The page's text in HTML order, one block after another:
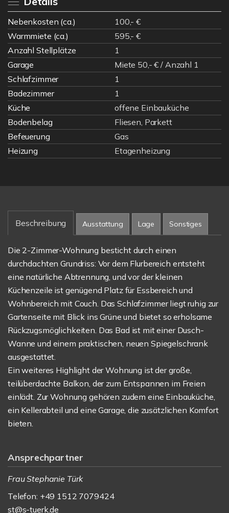
Nebenkosten (ca.)
100,- €
Warmmiete (ca.)
595,- €
Anzahl Stellplätze
1
Garage
Miete 50,- € / Anzahl 1
Schlafzimmer
1
Badezimmer
1
Küche
offene Einbauküche
Bodenbelag
Fliesen, Parkett
Befeuerung
Gas
Heizung
Etagenheizung
Beschreibung Ausstattung Lage Sonstiges
Die 2-Zimmer-Wohnung besticht durch einen
durchdachten Grundriss: Vor dem Flurbereich entsteht
eine natürliche Abtrennung, und vor der kleinen
Küchenzeile ist genügend Platz für Essbereich und
Wohnbereich mit Couch. Das Schlafzimmer liegt ruhig zur
Gartenseite mit Blick ins Grüne und bietet so erholsame
Rückzugsmöglichkeiten. Das Bad ist mit einer Dusch-
Wanne und einem praktischen, neuen Spiegelschrank
ausgestattet.
Ein weiteres Highlight der Wohnung ist der große,
teilüberdachte Balkon, der zum Entspannen im Freien
einlädt. Zur Wohnung gehören zudem eine Einbauküche,
ein Kellerabteil und eine Garage, die zusätzlichen Komfort
bieten.
Ansprechpartner
Frau Stephanie Türk
Telefon: +49 1512 7079424
st@s-tuerk.de